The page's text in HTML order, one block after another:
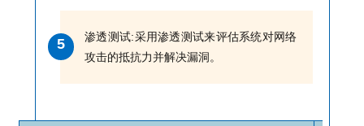
5
渗透测试:采用渗透测试来评估系统对网络
攻击的抵抗力并解决漏洞。